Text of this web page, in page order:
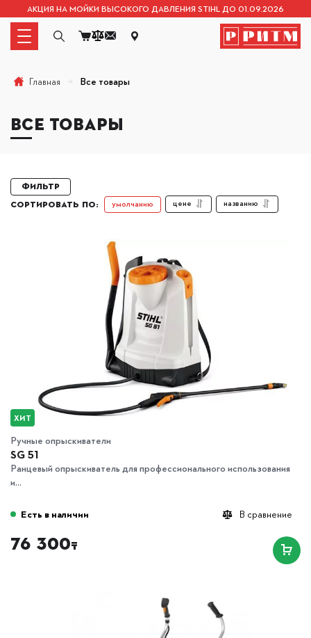
АКЦИЯ НА МОЙКИ ВЫСОКОГО ДАВЛЕНИЯ STIHL ДО 01.09.2026
Главная Все товары
ВСЕ ТОВАРЫ
Фильтр
СОРТИРОВАТЬ ПО:
умолчанию цене названию
ХИТ
Ручные опрыскиватели
SG 51
Ранцевый опрыскиватель для профессионального использования
и...
В сравнение
Есть в наличии
76 300₸